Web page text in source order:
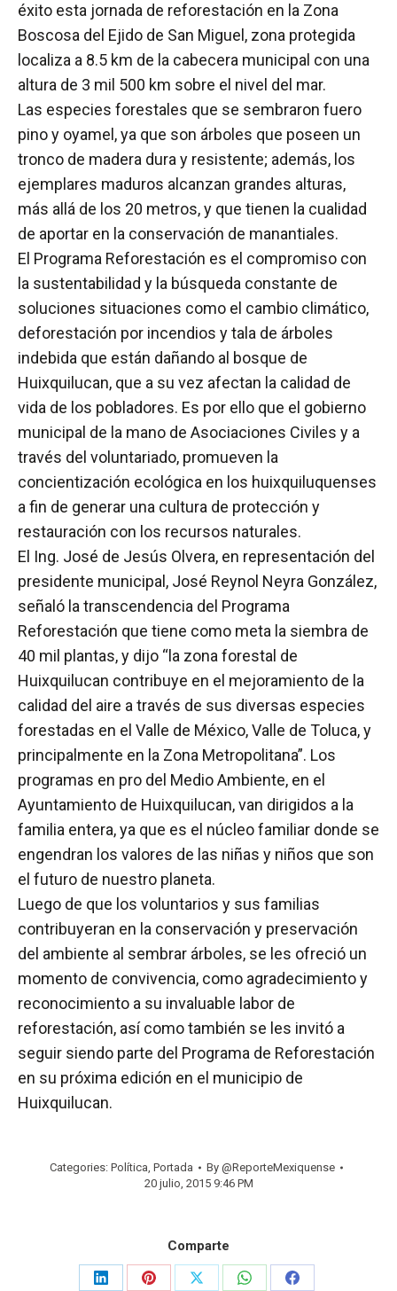
éxito esta jornada de reforestación en la Zona
Boscosa del Ejido de San Miguel, zona protegida
localiza a 8.5 km de la cabecera municipal con una
altura de 3 mil 500 km sobre el nivel del mar.
Las especies forestales que se sembraron fuero
pino y oyamel, ya que son árboles que poseen un
tronco de madera dura y resistente; además, los
ejemplares maduros alcanzan grandes alturas,
más allá de los 20 metros, y que tienen la cualidad
de aportar en la conservación de manantiales.
El Programa Reforestación es el compromiso con
la sustentabilidad y la búsqueda constante de
soluciones situaciones como el cambio climático,
deforestación por incendios y tala de árboles
indebida que están dañando al bosque de
Huixquilucan, que a su vez afectan la calidad de
vida de los pobladores. Es por ello que el gobierno
municipal de la mano de Asociaciones Civiles y a
través del voluntariado, promueven la
concientización ecológica en los huixquiluquenses
a fin de generar una cultura de protección y
restauración con los recursos naturales.
El Ing. José de Jesús Olvera, en representación del
presidente municipal, José Reynol Neyra González,
señaló la transcendencia del Programa
Reforestación que tiene como meta la siembra de
40 mil plantas, y dijo “la zona forestal de
Huixquilucan contribuye en el mejoramiento de la
calidad del aire a través de sus diversas especies
forestadas en el Valle de México, Valle de Toluca, y
principalmente en la Zona Metropolitana”. Los
programas en pro del Medio Ambiente, en el
Ayuntamiento de Huixquilucan, van dirigidos a la
familia entera, ya que es el núcleo familiar donde se
engendran los valores de las niñas y niños que son
el futuro de nuestro planeta.
Luego de que los voluntarios y sus familias
contribuyeran en la conservación y preservación
del ambiente al sembrar árboles, se les ofreció un
momento de convivencia, como agradecimiento y
reconocimiento a su invaluable labor de
reforestación, así como también se les invitó a
seguir siendo parte del Programa de Reforestación
en su próxima edición en el municipio de
Huixquilucan.
Categories: Política, Portada By @ReporteMexiquense
20 julio, 2015 9:46 PM
Comparte